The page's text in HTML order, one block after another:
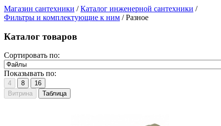
Магазин сантехники / Каталог инженерной сантехники /
Фильтры и комплектующие к ним / Разное
Каталог товаров
Сортировать по:
Показывать по:
4 8
16
Витрина
Таблица